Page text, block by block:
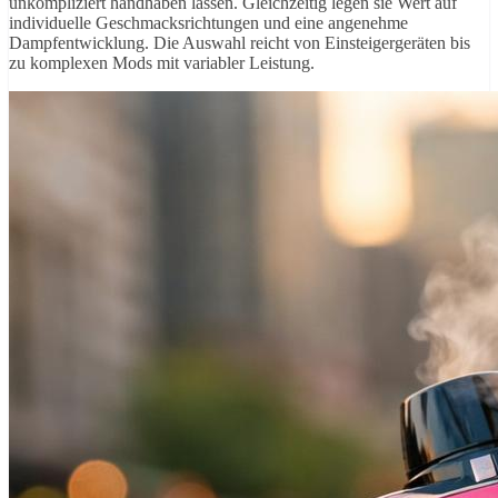
individuelle Geschmacksrichtungen und eine angenehme
Dampfentwicklung. Die Auswahl reicht von Einsteigergeräten bis
zu komplexen Mods mit variabler Leistung.